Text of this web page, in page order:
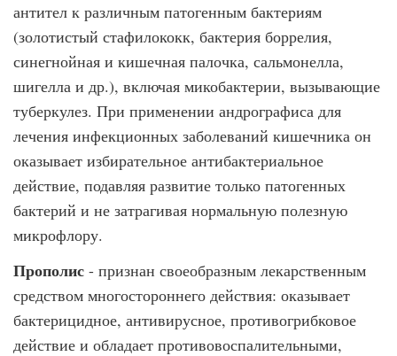
антител к различным патогенным бактериям
(золотистый стафилококк, бактерия боррелия,
синегнойная и кишечная палочка, сальмонелла,
шигелла и др.), включая микобактерии, вызывающие
туберкулез. При применении андрографиса для
лечения инфекционных заболеваний кишечника он
оказывает избирательное антибактериальное
действие, подавляя развитие только патогенных
бактерий и не затрагивая нормальную полезную
микрофлору.
Прополис - признан своеобразным лекарственным
средством многостороннего действия: оказывает
бактерицидное, антивирусное, противогрибковое
действие и обладает противовоспалительными,